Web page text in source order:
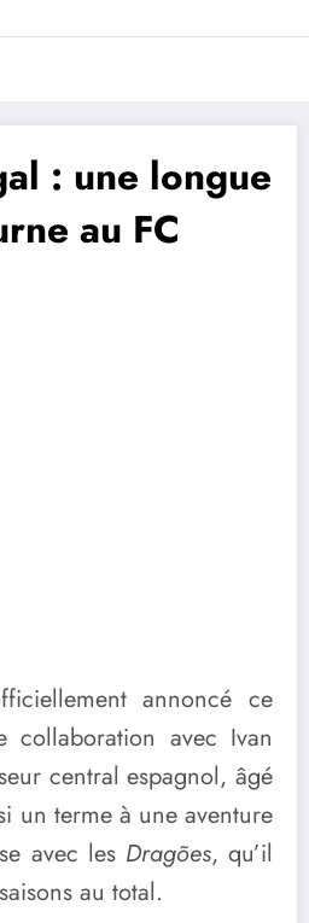
Trivela
L'actualité du football
: une longue
au FC
annoncé ce
avec Ivan
central espagnol, âgé
un terme à une aventure
avec les Dragões, qu’il
au total.